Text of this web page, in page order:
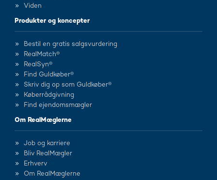
Viden
Produkter og koncepter
Bestil en gratis salgsvurdering
RealMatch®
RealSyn®
Find Guldkøber®
Skriv dig op som Guldkøber®
Køberrådgivning
Find ejendomsmægler
Om RealMæglerne
Job og karriere
Bliv RealMægler
Erhverv
Om RealMæglerne